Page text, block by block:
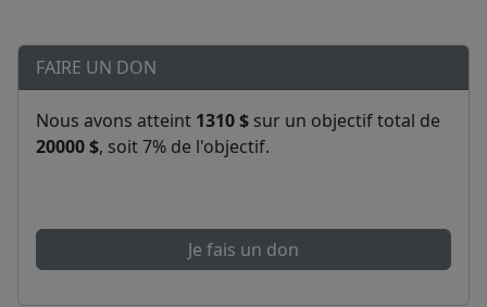
FAIRE UN DON
Nous avons atteint 1310 $ sur un objectif total de
20000 $, soit 7% de l'objectif.
Je fais un don